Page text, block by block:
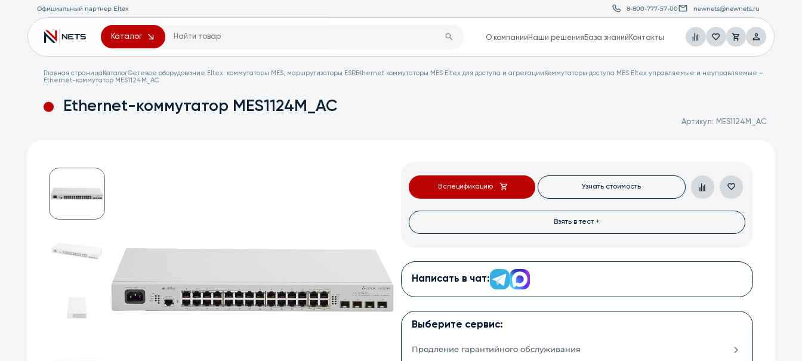
Официальный партнер Eltex 8-800-777-57-00 newnets@newnets.ru
Каталог О компании Наши решения База знаний Контакты
Главная страницаКаталогСетевое оборудование Eltex: коммутаторы MES, маршрутизаторы ESREthernet коммутаторы MES Eltex для доступа и агрегацииКоммутаторы доступа MES Eltex управляемые и неуправляемые
Ethernet-коммутатор MES1124M_AC
Ethernet-коммутатор MES1124M_AC
Артикул: MES1124M_AC
В спецификацию Узнать стоимость
Взять в тест +
Написать в чат:
Выберите сервис:
Продление гарантийного обслуживания